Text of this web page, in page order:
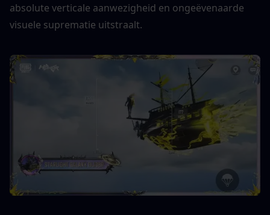
absolute verticale aanwezigheid en ongeëvenaarde
visuele suprematie uitstraalt.